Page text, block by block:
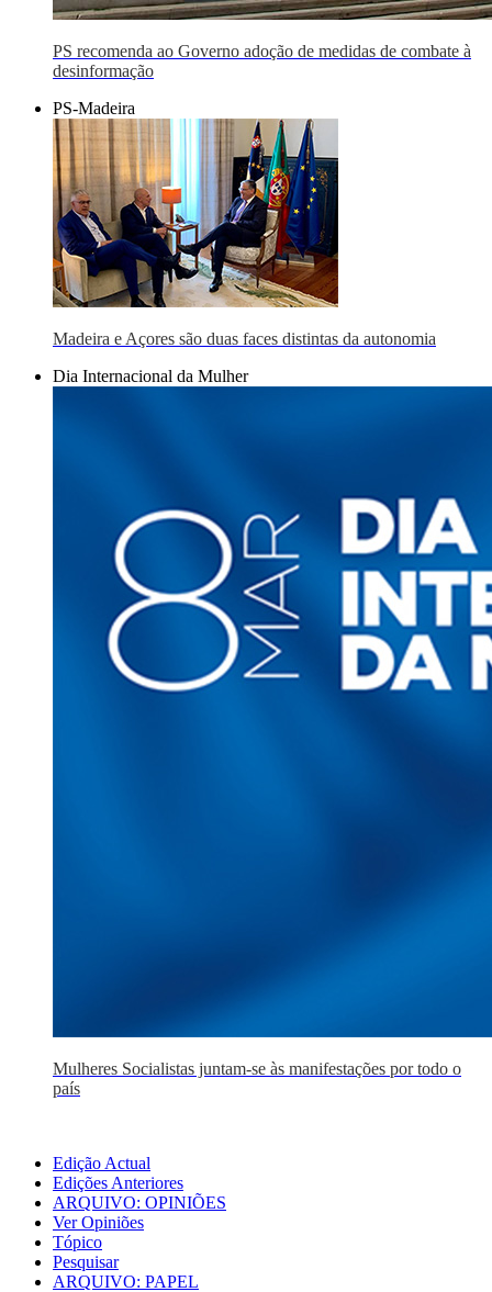
PS recomenda ao Governo adoção de medidas de combate à
desinformação
PS-Madeira
Madeira e Açores são duas faces distintas da autonomia
Dia Internacional da Mulher
Mulheres Socialistas juntam-se às manifestações por todo o
país
Edição Actual
Edições Anteriores
ARQUIVO: OPINIÕES
Ver Opiniões
Tópico
Pesquisar
ARQUIVO: PAPEL